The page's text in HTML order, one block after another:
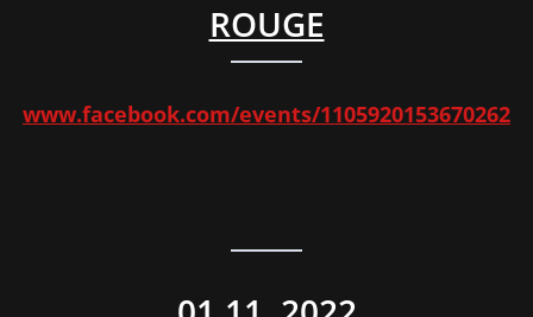
ROUGE
www.facebook.com/events/1105920153670262